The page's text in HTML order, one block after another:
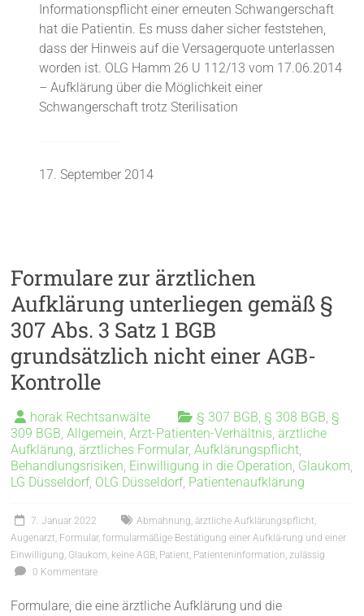
Informationspflicht einer erneuten Schwangerschaft
hat die Patientin. Es muss daher sicher feststehen,
dass der Hinweis auf die Versagerquote unterlassen
worden ist. OLG Hamm 26 U 112/13 vom 17.06.2014
– Aufklärung über die Möglichkeit einer
Schwangerschaft trotz Sterilisation
17. September 2014
Formulare zur ärztlichen
Aufklärung unterliegen gemäß §
307 Abs. 3 Satz 1 BGB
grundsätzlich nicht einer AGB-
Kontrolle
horak Rechtsanwälte § 307 BGB § 308 BGB §
309 BGB ,Allgemein ,Arzt-Patienten-Verhältnis ,ärztliche
Aufklärung ,ärztliches Formular,Aufklärungspflicht
Behandlungsrisiken Einwilligung in die Operation Glaukom
LG Düsseldorf, OLG Düsseldorf, Patientenaufklärung
7. Januar 2022 Abmahnung ,ärztliche Aufklärungspflicht
Augenarzt Formular,formularmäßige Bestätigung einer Aufklä-rung und einer
Einwilligung Glaukom keine AGB Patient Patienteninformation zulässig
0 Kommentare
Formulare, die eine ärztliche Aufklärung und die